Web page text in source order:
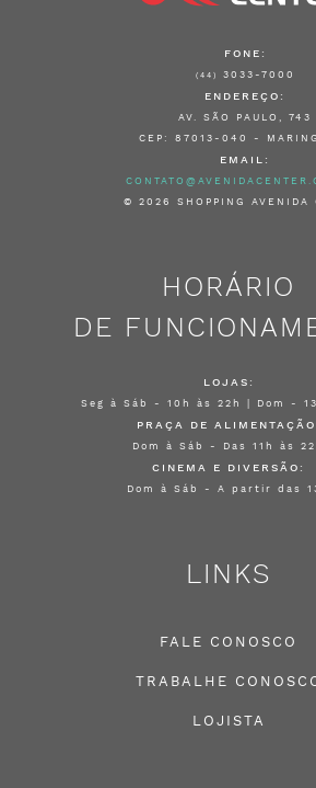
FONE:
(44) 3033-7000
ENDEREÇO:
AV. SÃO PAULO, 743
CEP: 87013-040 -
EMAIL:
© 2026 SHOPPING AVENIDA
HORÁRIO
DE
LOJAS:
Seg à Sáb - 10h às 22h | Dom -
PRAÇA DE
Dom à Sáb - Das 11h às
CINEMA E DIVERSÃO:
Dom à Sáb - A partir das
LINKS
FALE CONOSCO
TRABALHE
LOJISTA